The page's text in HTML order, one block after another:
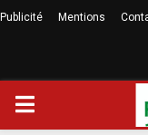
Publicité Mentions